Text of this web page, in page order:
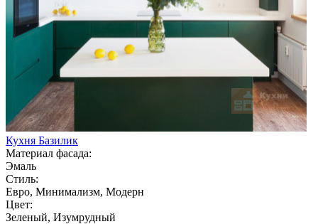
Кухня Базилик
Материал фасада:
Эмаль
Стиль:
Евро, Минимализм, Модерн
Цвет:
Зеленый, Изумрудный